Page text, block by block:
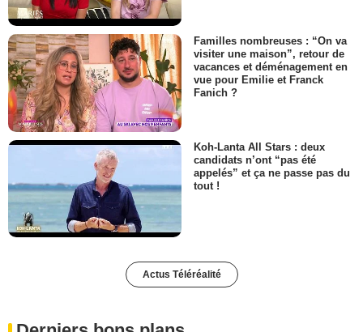
Familles nombreuses : “On va
visiter une maison”, retour de
vacances et déménagement en
vue pour Emilie et Franck
Fanich ?
Koh-Lanta All Stars : deux
candidats n’ont “pas été
appelés” et ça ne passe pas du
tout !
Actus Téléréalité